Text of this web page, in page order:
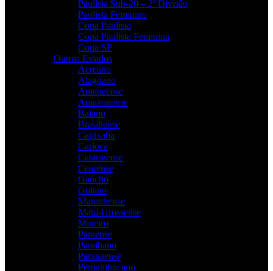
Paulista Sub-20 – 2ª Divisão
Paulista Feminino
Copa Paulista
Copa Paulista Feminina
Copa SP
Outros Estados
Acreano
Alagoano
Amapaense
Amazonense
Baiano
Brasiliense
Capixaba
Carioca
Catarinense
Cearense
Gaúcho
Goiano
Maranhense
Mato-Grossense
Mineiro
Paraense
Paraibano
Paranaense
Pernambucano